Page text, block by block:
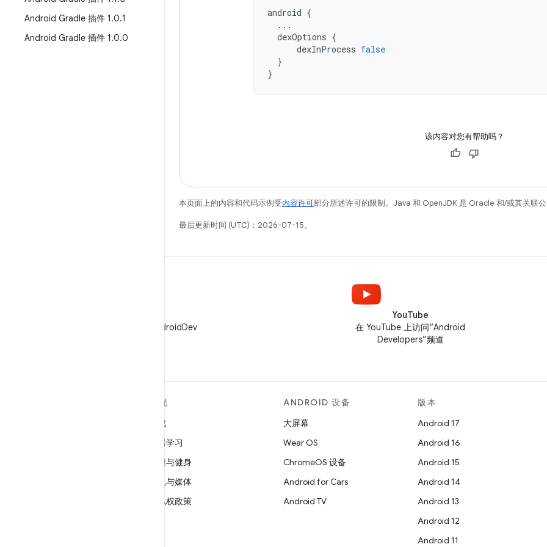
Android Gradle 插件 1.0.1
Android Gradle 插件 1.0.0
android {
...
dexOptions {
dexInProcess false
}
}
该内容对您有帮助吗？
本页面上的内容和代码示例受内容许可部分所述许可的限制。Java 和 OpenJDK 是 Oracle 和/或其关联公
最后更新时间 (UTC)：2026-07-15。
在 X 上关注 @AndroidDev
YouTube
在 YouTube 上访问“Android
Developers”频道
发现
游戏
机器学习
健康与健身
相机与媒体
隐私权政策
ANDROID 设备
大屏幕
Wear OS
ChromeOS 设备
Android for Cars
Android TV
版本
Android 17
Android 16
Android 15
Android 14
Android 13
Android 12
Android 11